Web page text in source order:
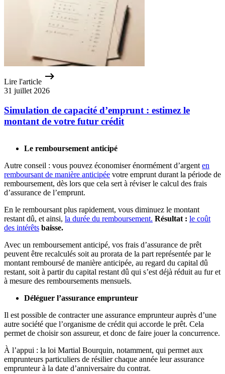
Lire l'article
31 juillet 2026
Simulation de capacité d’emprunt : estimez le
montant de votre futur crédit
Le remboursement anticipé
Autre conseil : vous pouvez économiser énormément d’argent en
remboursant de manière anticipée votre emprunt durant la période de
remboursement, dès lors que cela sert à réviser le calcul des frais
d’assurance de l’emprunt.
En le remboursant plus rapidement, vous diminuez le montant
restant dû, et ainsi, la durée du remboursement. Résultat : le coût
des intérêts baisse.
Avec un remboursement anticipé, vos frais d’assurance de prêt
peuvent être recalculés soit au prorata de la part représentée par le
montant remboursé de manière anticipée, au regard du capital dû
restant, soit à partir du capital restant dû qui s’est déjà réduit au fur et
à mesure des remboursements mensuels.
Déléguer l’assurance emprunteur
Il est possible de contracter une assurance emprunteur auprès d’une
autre société que l’organisme de crédit qui accorde le prêt. Cela
permet de choisir son assureur, et donc de faire jouer la concurrence.
À l’appui : la loi Martial Bourquin, notamment, qui permet aux
emprunteurs particuliers de résilier chaque année leur assurance
emprunteur à la date d’anniversaire du contrat.